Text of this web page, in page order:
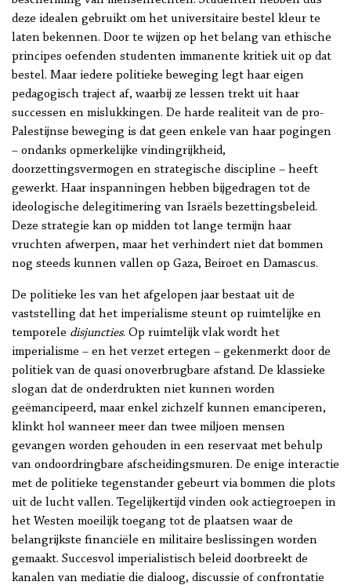
deze idealen gebruikt om het universitaire bestel kleur te
laten bekennen. Door te wijzen op het belang van ethische
principes oefenden studenten immanente kritiek uit op dat
bestel. Maar iedere politieke beweging legt haar eigen
pedagogisch traject af, waarbij ze lessen trekt uit haar
successen en mislukkingen. De harde realiteit van de pro-
Palestijnse beweging is dat geen enkele van haar pogingen
– ondanks opmerkelijke vindingrijkheid,
doorzettingsvermogen en strategische discipline – heeft
gewerkt. Haar inspanningen hebben bijgedragen tot de
ideologische delegitimering van Israëls bezettingsbeleid.
Deze strategie kan op midden tot lange termijn haar
vruchten afwerpen, maar het verhindert niet dat bommen
nog steeds kunnen vallen op Gaza, Beiroet en Damascus.
De politieke les van het afgelopen jaar bestaat uit de
vaststelling dat het imperialisme steunt op ruimtelijke en
temporele disjuncties. Op ruimtelijk vlak wordt het
imperialisme – en het verzet ertegen – gekenmerkt door de
politiek van de quasi onoverbrugbare afstand. De klassieke
slogan dat de onderdrukten niet kunnen worden
geëmancipeerd, maar enkel zichzelf kunnen emanciperen,
klinkt hol wanneer meer dan twee miljoen mensen
gevangen worden gehouden in een reservaat met behulp
van ondoordringbare afscheidingsmuren. De enige interactie
met de politieke tegenstander gebeurt via bommen die plots
uit de lucht vallen. Tegelijkertijd vinden ook actiegroepen in
het Westen moeilijk toegang tot de plaatsen waar de
belangrijkste financiële en militaire beslissingen worden
gemaakt. Succesvol imperialistisch beleid doorbreekt de
kanalen van mediatie die dialoog, discussie of confrontatie